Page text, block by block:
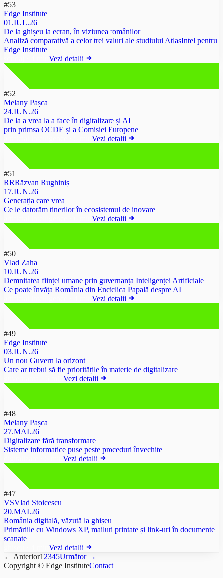
#53
Edge Institute
01.IUL.26
De la ghișeu la ecran, în viziunea românilor
Analiză comparativă a celor trei valuri ale studiului AtlasIntel pentru
Edge Institute
Vezi detalii
#52
Melany Pașca
24.IUN.26
De la a vrea la a face în digitalizare și AI
prin primsa OCDE și a Comisiei Europene
Vezi detalii
#51
RRRăzvan Rughiniș
17.IUN.26
Generația care vrea
Ce le datorăm tinerilor în ecosistemul de inovare
Vezi detalii
#50
Vlad Zaha
10.IUN.26
Demnitatea ființei umane prin guvernanța Inteligenței Artificiale
Ce poate învăța România din Enciclica Papală despre AI
Vezi detalii
#49
Edge Institute
03.IUN.26
Un nou Guvern la orizont
Care ar trebui să fie prioritățile în materie de digitalizare
Vezi detalii
#48
Melany Pașca
27.MAI.26
Digitalizare fără transformare
Sisteme informatice puse peste proceduri învechite
Vezi detalii
#47
VSVlad Stoicescu
20.MAI.26
România digitală, văzută la ghișeu
Primăriile cu Windows XP, mailuri printate și link-uri în documente
scanate
Vezi detalii
← Anterior1 2345Următor →
Copyright © Edge InstituteContact